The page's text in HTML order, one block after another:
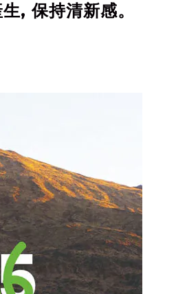
, 保持清新感。